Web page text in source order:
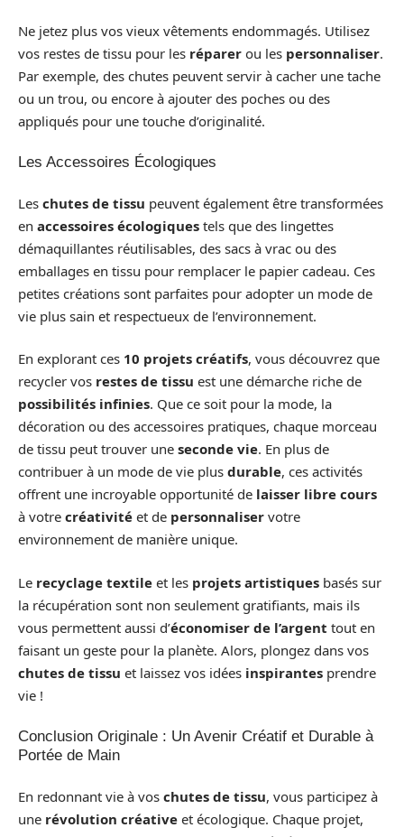
Ne jetez plus vos vieux vêtements endommagés. Utilisez
vos restes de tissu pour les réparer ou les personnaliser.
Par exemple, des chutes peuvent servir à cacher une tache
ou un trou, ou encore à ajouter des poches ou des
appliqués pour une touche d’originalité.
Les Accessoires Écologiques
Les chutes de tissu peuvent également être transformées
en accessoires écologiques tels que des lingettes
démaquillantes réutilisables, des sacs à vrac ou des
emballages en tissu pour remplacer le papier cadeau. Ces
petites créations sont parfaites pour adopter un mode de
vie plus sain et respectueux de l’environnement.
En explorant ces 10 projets créatifs, vous découvrez que
recycler vos restes de tissu est une démarche riche de
possibilités infinies. Que ce soit pour la mode, la
décoration ou des accessoires pratiques, chaque morceau
de tissu peut trouver une seconde vie. En plus de
contribuer à un mode de vie plus durable, ces activités
offrent une incroyable opportunité de laisser libre cours
à votre créativité et de personnaliser votre
environnement de manière unique.
Le recyclage textile et les projets artistiques basés sur
la récupération sont non seulement gratifiants, mais ils
vous permettent aussi d’économiser de l’argent tout en
faisant un geste pour la planète. Alors, plongez dans vos
chutes de tissu et laissez vos idées inspirantes prendre
vie !
Conclusion Originale : Un Avenir Créatif et Durable à
Portée de Main
En redonnant vie à vos chutes de tissu, vous participez à
une révolution créative et écologique. Chaque projet,